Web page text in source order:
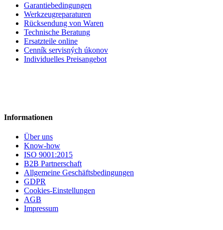
Garantiebedingungen
Werkzeugreparaturen
Rücksendung von Waren
Technische Beratung
Ersatzteile online
Cenník servisných úkonov
Individuelles Preisangebot
Informationen
Über uns
Know-how
ISO 9001:2015
B2B Partnerschaft
Allgemeine Geschäftsbedingungen
GDPR
Cookies-Einstellungen
AGB
Impressum